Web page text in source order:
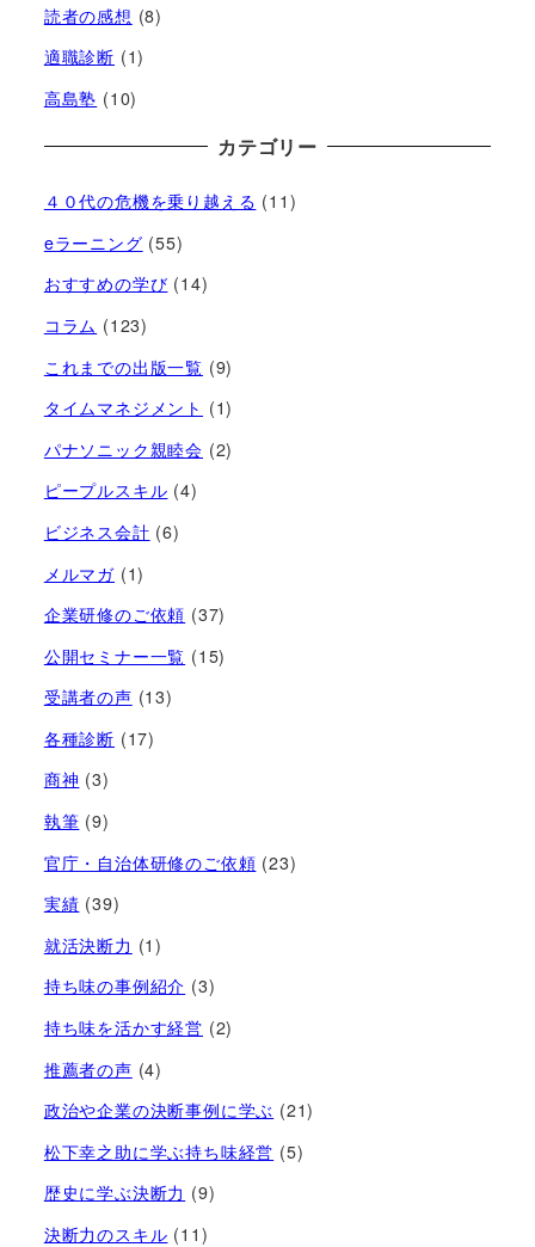
読者の感想 (8)
適職診断 (1)
高島塾 (10)
カテゴリー
４０代の危機を乗り越える (11)
eラーニング (55)
おすすめの学び (14)
コラム (123)
これまでの出版一覧 (9)
タイムマネジメント (1)
パナソニック親睦会 (2)
ピープルスキル (4)
ビジネス会計 (6)
メルマガ (1)
企業研修のご依頼 (37)
公開セミナー一覧 (15)
受講者の声 (13)
各種診断 (17)
商神 (3)
執筆 (9)
官庁・自治体研修のご依頼 (23)
実績 (39)
就活決断力 (1)
持ち味の事例紹介 (3)
持ち味を活かす経営​ (2)
推薦者の声 (4)
政治や企業の決断事例に学ぶ (21)
松下幸之助に学ぶ持ち味経営 (5)
歴史に学ぶ決断力 (9)
決断力のスキル (11)